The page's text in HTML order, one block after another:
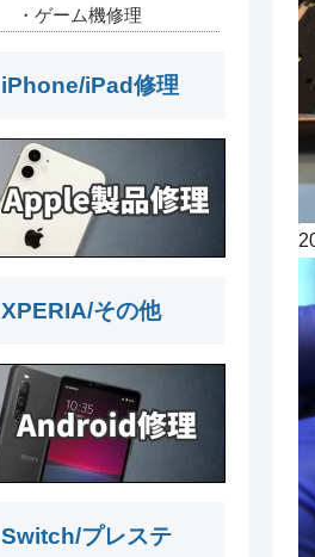
・ゲーム機修理
iPhone/iPad修理
XPERIA/その他
Switch/プレステ